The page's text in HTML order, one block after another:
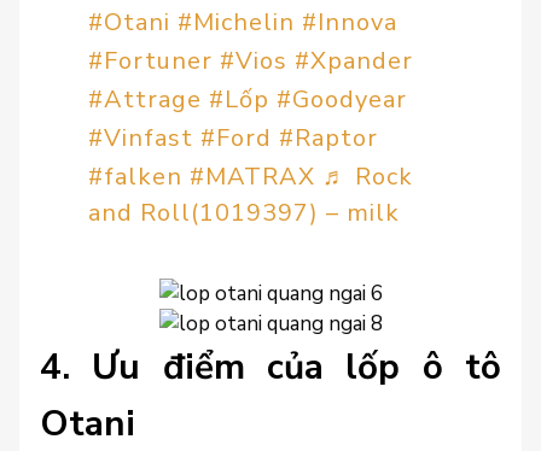
#Otani #Michelin #Innova
#Fortuner #Vios #Xpander
#Attrage #Lốp #Goodyear
#Vinfast #Ford #Raptor
#falken #MATRAX ♬ Rock
and Roll(1019397) – milk
4. Ưu điểm của lốp ô tô
Otani